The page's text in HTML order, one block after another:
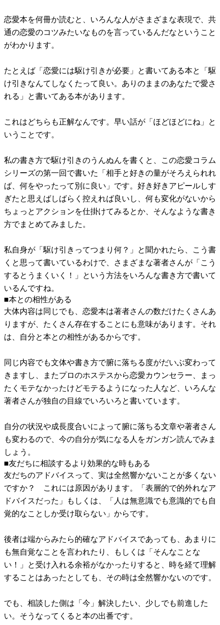
恋愛本を何冊か読むと、いろんな人がさまざまな表現で、共
通の恋愛のコツみたいなものを言っているんだなということ
がわかります。
たとえば「恋愛には駆け引きが必要」と書いてある本と「駆
け引きなんてしなくたって良い。ありのままのあなたで愛さ
れる」と書いてある本があります。
これはどちらも正解なんです。早い話が「ほどほどにね」と
いうことです。
私の書き方で駆け引きのうんぬんを書くと、この恋愛コラム
シリーズの第一回で書いた「相手と好きの量がそろえられれ
ば、何をやったって別に良い」です。好き好きアピールしす
ぎたと思えばしばらく控えれば良いし、何も変化がないから
ちょっとアクションを仕掛けてみるとか、そんなような書き
方でまとめてみました。
私自身が「駆け引きってつまり何？」と聞かれたら、こう書
くと思って書いているわけで、さまざまな著者さんが「こう
するとうまくいく！」という方法をいろんな書き方で書いて
いるんですね。
■本との相性がある
大体内容は同じでも、恋愛本は著者さんの数だけたくさんあ
りますが、たくさん存在することにも意味があります。それ
は、自分と本との相性があるからです。
同じ内容でも文体や書き方で腑に落ちる度がだいぶ変わって
きますし、またプロのホステスから恋愛カウンセラー、まっ
たくモテなかったけどモテるようになった人など、いろんな
著者さんが独自の目線でいろいろと書いています。
自分の状況や成長度合いによって腑に落ちる文章や著者さん
も変わるので、今の自分が気になる人をガンガン読んでみま
しょう。
■友だちに相談するより効果的な時もある
友だちのアドバイスって、実は全然響かないことが多くない
ですか？ これには原因があります。「表層的で的外れなア
ドバイスだった」もしくは、「人は無意識でも意識的でも自
覚的なことしか受け取らない」からです。
後者は端からみたら的確なアドバイスであっても、あまりに
も無自覚なことを言われたり、もしくは「そんなことな
い！」と受け入れる余裕がなかったりすると、時を経て理解
することはあったとしても、その時は全然響かないのです。
でも、相談した側は「今」解決したい、少しでも前進した
い。そうなってくると本の出番です。